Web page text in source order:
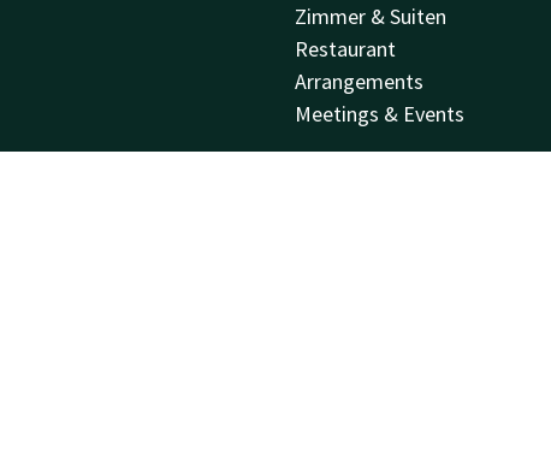
Zimmer & Suiten
Restaurant
Arrangements
Meetings & Events